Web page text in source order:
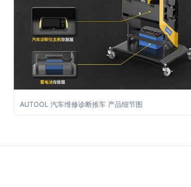
AUTOOL 汽车维修诊断推车 产品细节图